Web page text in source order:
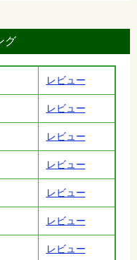
グ
レビュー
レビュー
レビュー
レビュー
レビュー
レビュー
レビュー